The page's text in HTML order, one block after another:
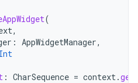
(
,
: AppWidgetManager,
: CharSequence = context.